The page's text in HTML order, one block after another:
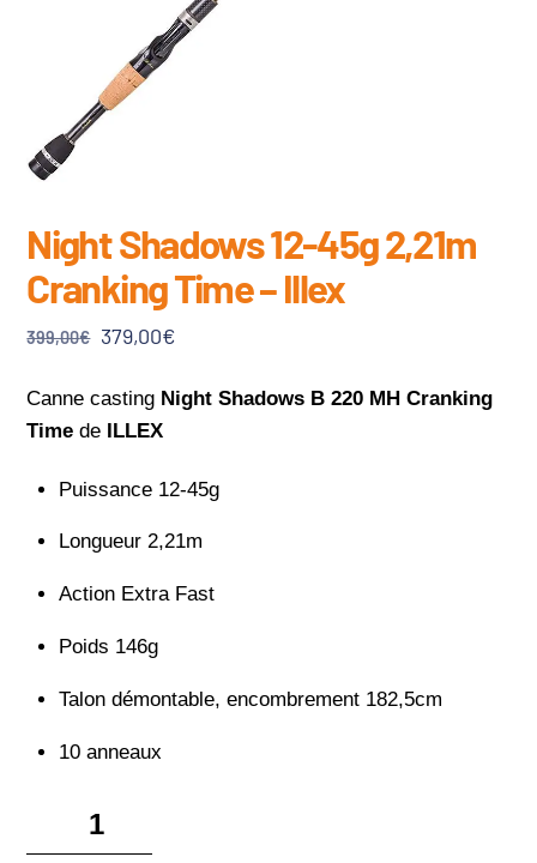
Night Shadows 12-45g 2,21m
Cranking Time – Illex
399,00€ Le
initial
était :
379,00€Le
actuel
Canne casting Night Shadows B 220 MH Cranking
Time de ILLEX
Puissance 12-45g
Longueur 2,21m
Action Extra Fast
Poids 146g
Talon démontable, encombrement 182,5cm
10 anneaux
quantité